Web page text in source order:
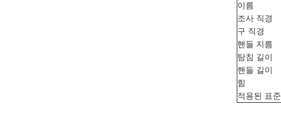
이름
조사 직경
구 직경
핸들 지름
탐침 길이
핸들 길이
힘
적용된 표준